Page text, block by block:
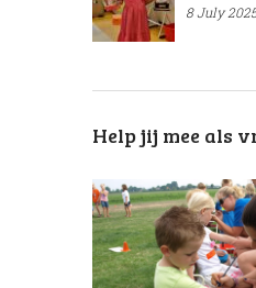
8 July 2025
Help jij mee als